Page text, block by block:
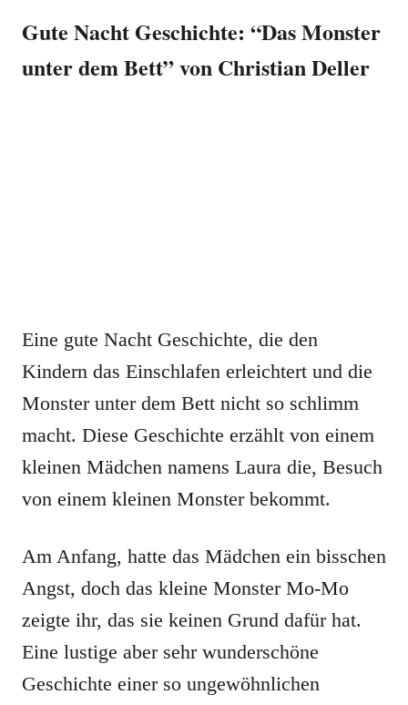
Gute Nacht Geschichte: “Das Monster
unter dem Bett” von Christian Deller
Eine gute Nacht Geschichte, die den
Kindern das Einschlafen erleichtert und die
Monster unter dem Bett nicht so schlimm
macht. Diese Geschichte erzählt von einem
kleinen Mädchen namens Laura die, Besuch
von einem kleinen Monster bekommt.
Am Anfang, hatte das Mädchen ein bisschen
Angst, doch das kleine Monster Mo-Mo
zeigte ihr, das sie keinen Grund dafür hat.
Eine lustige aber sehr wunderschöne
Geschichte einer so ungewöhnlichen